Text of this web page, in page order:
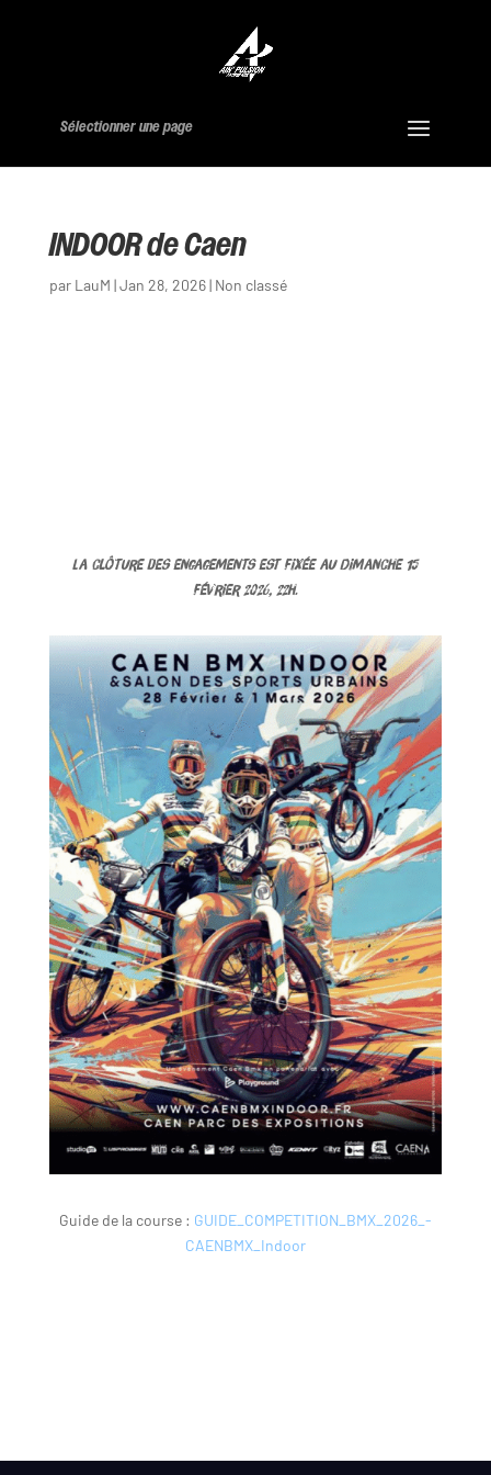
Sélectionner une page
INDOOR de Caen
par LauM |Jan 28, 2026| Non classé
La clôture des engagements est fixée au Dimanche 15
février 2026, 22h.
Guide de la course : GUIDE_COMPETITION_BMX_2026_-
CAENBMX_Indoor